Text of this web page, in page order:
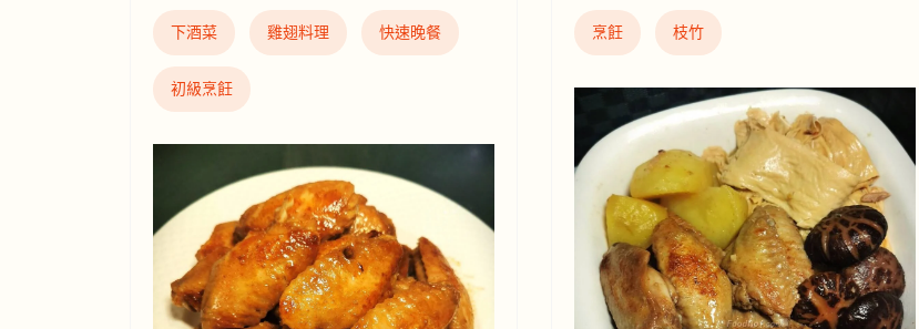
下酒菜 雞翅料理 快速晚餐
初級烹飪
烹飪 枝竹